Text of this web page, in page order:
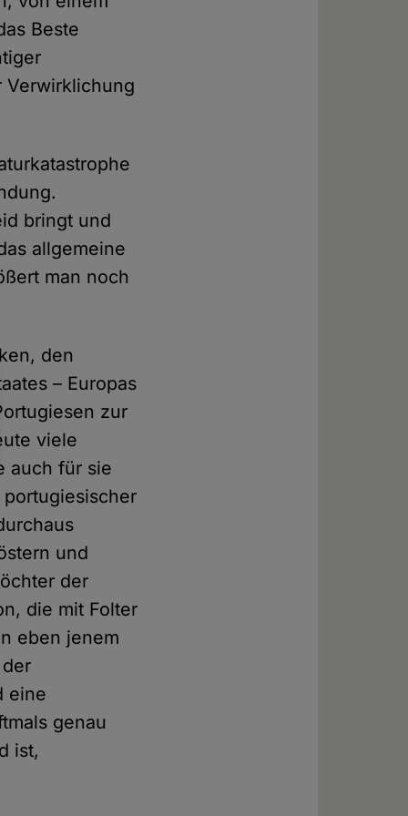
Beste
Verwirklichung
bringt und
allgemeine
man noch
den
– Europas
zur
viele
auch für sie
und
der
die mit Folter
eben jenem
eine
genau
ist,